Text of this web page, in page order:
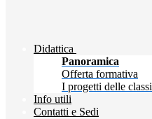
Didattica
Panoramica
Offerta formativa
I progetti delle classi
Info utili
Contatti e Sedi